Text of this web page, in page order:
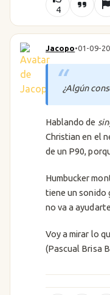
4
Jacopo•01-09-
¿Algún
Hablando de
Christian en el
de un P90,
Humbucker
tiene un sonido
no va a
Voy a mirar lo
(Pascual Brisa